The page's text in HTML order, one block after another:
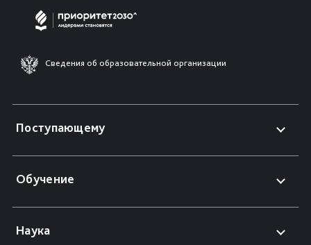
Сведения об образовательной организации
Поступающему
Обучение
Наука